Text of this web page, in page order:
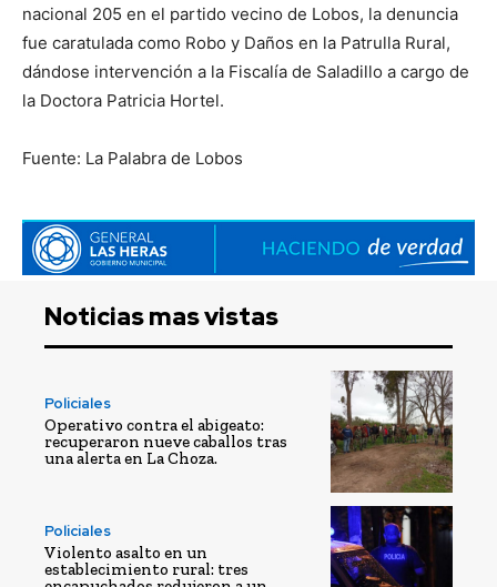
nacional 205 en el partido vecino de Lobos, la denuncia
fue caratulada como Robo y Daños en la Patrulla Rural,
dándose intervención a la Fiscalía de Saladillo a cargo de
la Doctora Patricia Hortel.
Fuente: La Palabra de Lobos
Noticias mas vistas
Policiales
Operativo contra el abigeato:
recuperaron nueve caballos tras
una alerta en La Choza.
Policiales
Violento asalto en un
establecimiento rural: tres